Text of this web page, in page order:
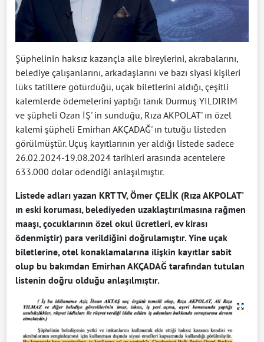
Şüphelinin haksız kazançla aile bireylerini, akrabalarını,
belediye çalışanlarını, arkadaşlarını ve bazı siyasi kişileri
lüks tatillere götürdüğü, uçak biletlerini aldığı, çeşitli
kalemlerde ödemelerini yaptığı tanık Durmuş YILDIRIM
ve şüpheli Ozan İŞ' in sunduğu, Rıza AKPOLAT' ın özel
kalemi şüpheli Emirhan AKÇADAĞ' ın tutuğu listeden
görülmüştür. Uçuş kayıtlarının yer aldığı listede sadece
26.02.2024-19.08.2024 tarihleri arasında acentelere
633.000 dolar ödendiği anlaşılmıştır.
Listede adları yazan KRT TV, Ömer ÇELİK (Rıza AKPOLAT'
ın eski koruması, belediyeden uzaklaştırılmasına rağmen
maaşı, çocuklarının özel okul ücretleri, ev kirası
ödenmiştir) para verildiğini doğrulamıştır. Yine uçak
biletlerine, otel konaklamalarına ilişkin kayıtlar sabit
olup bu bakımdan Emirhan AKÇADAĞ tarafından tutulan
listenin doğru olduğu anlaşılmıştır.